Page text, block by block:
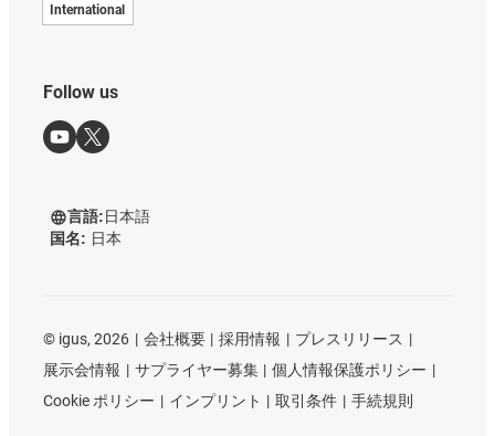
International
Follow us
言語:日本語
国名: 日本
© igus, 2026 会社概要 採用情報
プレスリリース
展示会情報
サプライヤー募集
個人情報保護ポリシー
Cookie ポリシー
インプリント 取引条件 手続規則